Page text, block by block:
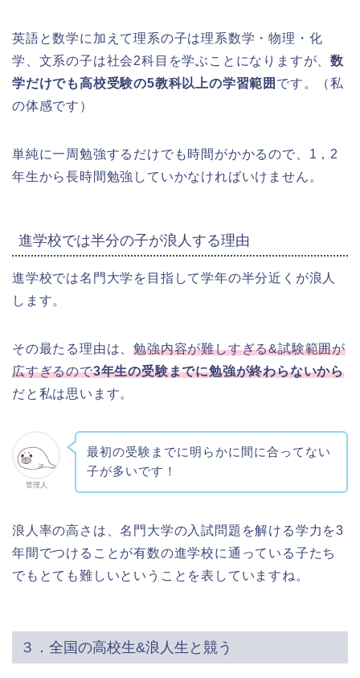
英語と数学に加えて理系の子は理系数学・物理・化
学、文系の子は社会2科目を学ぶことになりますが、数
学だけでも高校受験の5教科以上の学習範囲 です。（私
の体感です）
単純に一周勉強するだけでも時間がかかるので、1，2
年生から長時間勉強していかなければいけません。
進学校では半分の子が浪人する理由
進学校では名門大学を目指して学年の半分近くが浪人
します。
その最たる理由は、勉強内容が難しすぎる&試験範囲が
広すぎるので3年生の受験までに勉強が終わらないから
だと私は思います。
管理人
最初の受験までに明らかに間に合ってない
子が多いです！
浪人率の高さは、名門大学の入試問題を解ける学力を3
年間でつけることが有数の進学校に通っている子たち
でもとても難しいということを表していますね。
３．全国の高校生&浪人生と競う